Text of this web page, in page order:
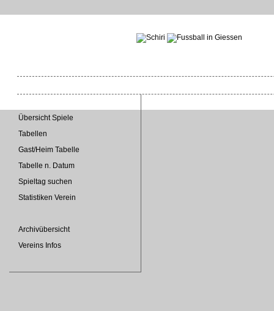
Übersicht Spiele
Tabellen
Gast/Heim Tabelle
Tabelle n. Datum
Spieltag suchen
Statistiken Verein
Archivübersicht
Vereins Infos